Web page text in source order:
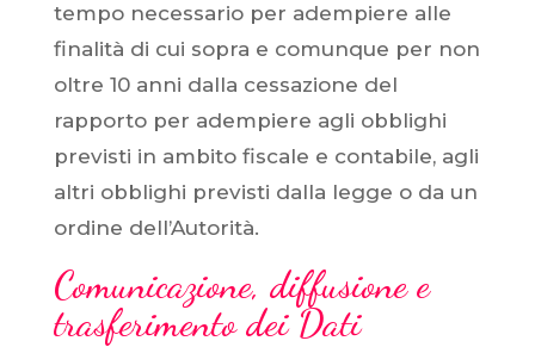
tempo necessario per adempiere alle
finalità di cui sopra e comunque per non
oltre 10 anni dalla cessazione del
rapporto per adempiere agli obblighi
previsti in ambito fiscale e contabile, agli
altri obblighi previsti dalla legge o da un
ordine dell’Autorità.
Comunicazione, diffusione e
trasferimento dei Dati